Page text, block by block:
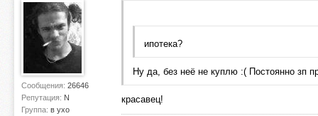
Сообщения: 26646
Репутация: N
Группа: в ухо
ипотека?
Ну да, без неё не куплю :( Постоянно зп
красавец!